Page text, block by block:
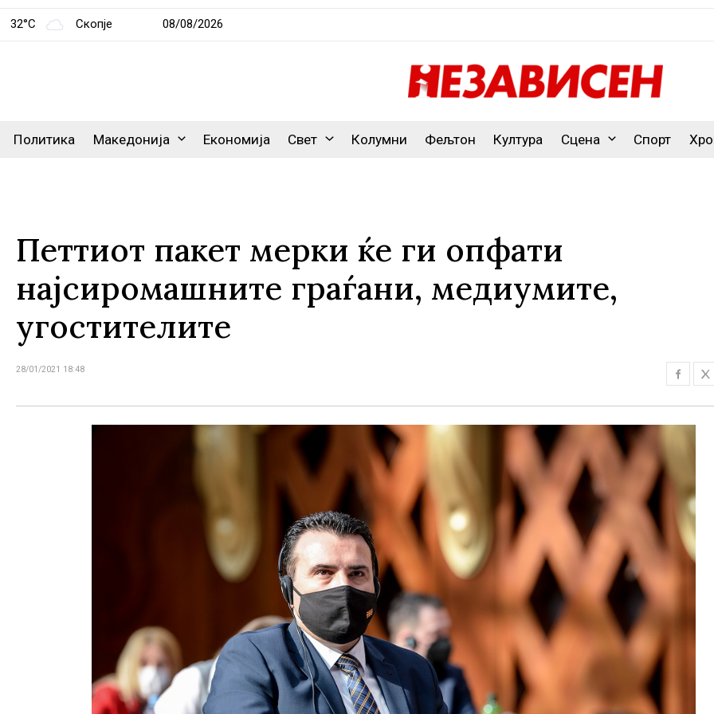
32°C Скопје 08/08/2026
Политика Македонија Економија Свет Колумни Фељтон Култура Сцена Спорт
Петтиот пакет мерки ќе ги опфати
најсиромашните граѓани, медиумите,
угостителите
28/01/2021 18:48